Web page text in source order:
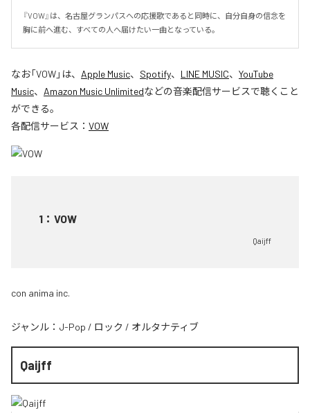
『VOW』は、名古屋グランパスへの応援歌であると同時に、自分自身の信念を
胸に前へ進む、すべての人へ届けたい一曲となっている。
なお「VOW」は、 Apple Music、 Spotify、 LINE MUSIC、 YouTube
Music、 Amazon Music Unlimitedなどの音楽配信サービスで聴くこと
ができる。
各配信サービス： VOW
1 ： VOW
Qaijff
con anima inc.
ジャンル： J-Pop / ロック / オルタナティブ
Qaijff